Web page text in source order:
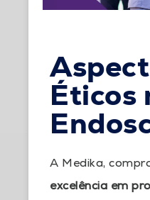
Éticos
A Medika,
excelência em